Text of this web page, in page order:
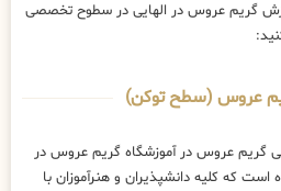
گریم عروس در الهایی در سطوح تخصصی
گریم عروس (سطح توکن)
گریم عروس در آموزشگاه گریم عروس در
است که کلیه دانشپذیران و هنرآموزان با